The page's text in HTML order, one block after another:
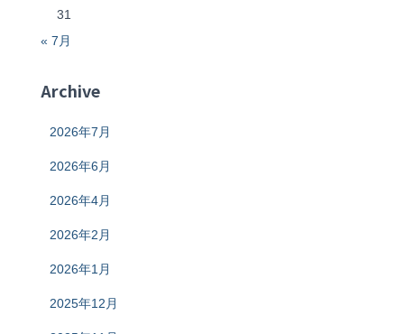
31
« 7月
Archive
2026年7月
2026年6月
2026年4月
2026年2月
2026年1月
2025年12月